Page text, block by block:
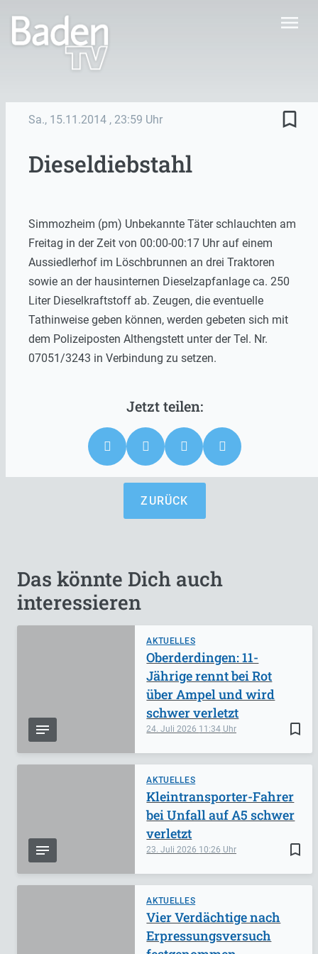
menu
Sa., 15.11.2014 , 23:59 Uhr bookmark_border
Dieseldiebstahl
Simmozheim (pm) Unbekannte Täter schlauchten am
Freitag in der Zeit von 00:00-00:17 Uhr auf einem
Aussiedlerhof im Löschbrunnen an drei Traktoren
sowie an der hausinternen Dieselzapfanlage ca. 250
Liter Dieselkraftstoff ab. Zeugen, die eventuelle
Tathinweise geben können, werden gebeten sich mit
dem Polizeiposten Althengstett unter der Tel. Nr.
07051/3243 in Verbindung zu setzen.
ZURÜCK
Das könnte Dich auch
interessieren
AKTUELLES
bookmark_border
24. Juli 2026 11:34
Oberderdingen: 11-
Jährige rennt bei Rot
über Ampel und wird
schwer verletzt
AKTUELLES
bookmark_border
23. Juli 2026 10:26
Kleintransporter-Fahrer
bei Unfall auf A5 schwer
verletzt
AKTUELLES
Vier Verdächtige nach
Erpressungsversuch